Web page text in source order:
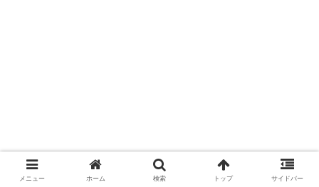
メニュー ホーム 検索 トップ サイドバー